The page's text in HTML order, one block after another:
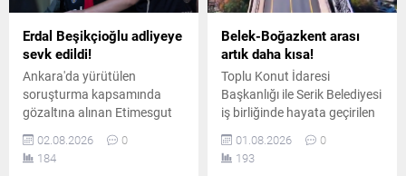
Erdal Beşikçioğlu adliyeye
sevk edildi!
Ankara'da yürütülen
soruşturma kapsamında
gözaltına alınan Etimesgut
Beşikçioğlu ile birlikte toplam
55 şüphelinin emniyetteki
02.08.2026
0
184
Belek-Boğazkent arası
artık daha kısa!
Toplu Konut İdaresi
Başkanlığı ile Serik Belediyesi
iş birliğinde hayata geçirilen
mahallelerini birbirine
bağlayan önemli
01.08.2026
0
193